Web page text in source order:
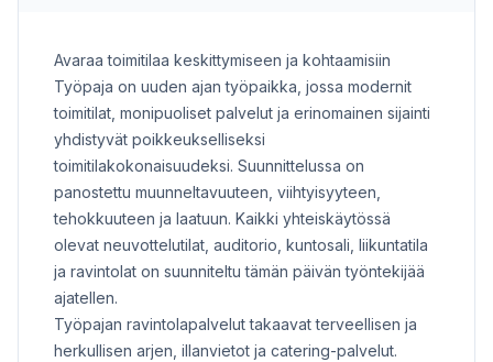
Avaraa toimitilaa keskittymiseen ja kohtaamisiin
Työpaja on uuden ajan työpaikka, jossa modernit
toimitilat, monipuoliset palvelut ja erinomainen sijainti
yhdistyvät poikkeukselliseksi
toimitilakokonaisuudeksi. Suunnittelussa on
panostettu muunneltavuuteen, viihtyisyyteen,
tehokkuuteen ja laatuun. Kaikki yhteiskäytössä
olevat neuvottelutilat, auditorio, kuntosali, liikuntatila
ja ravintolat on suunniteltu tämän päivän työntekijää
ajatellen.
Työpajan ravintolapalvelut takaavat terveellisen ja
herkullisen arjen, illanvietot ja catering-palvelut.